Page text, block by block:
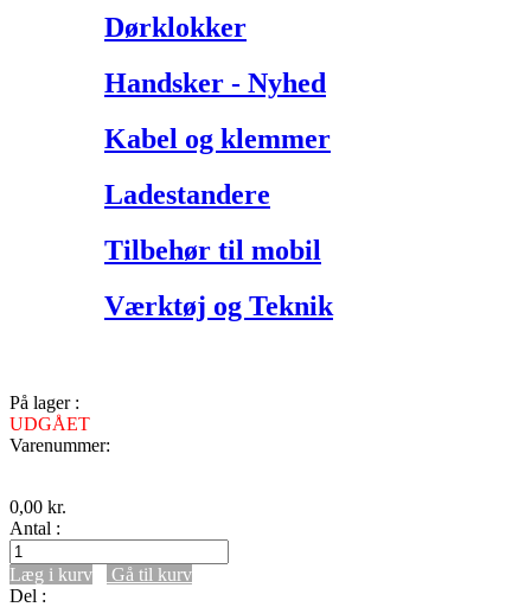
Dørklokker
Handsker - Nyhed
Kabel og klemmer
Ladestandere
Tilbehør til mobil
Værktøj og Teknik
På lager :
UDGÅET
Varenummer:
0,00 kr.
Antal :
Læg i kurv
Gå til kurv
Del :